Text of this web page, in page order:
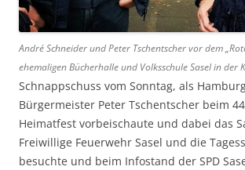
André Schneider und Peter Tschentscher vor dem
ehemaligen Bücherhalle und Volksschule Sasel in der
Schnappschuss vom Sonntag, als
Bürgermeister Peter Tschentscher beim
Heimatfest vorbeischaute und dabei das
Freiwillige Feuerwehr Sasel und die
besuchte und beim Infostand der SPD